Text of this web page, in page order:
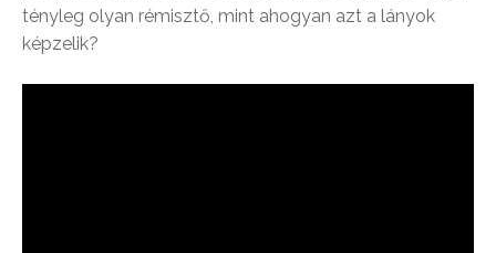
tényleg olyan rémisztő, mint ahogyan azt a lányok
képzelik?